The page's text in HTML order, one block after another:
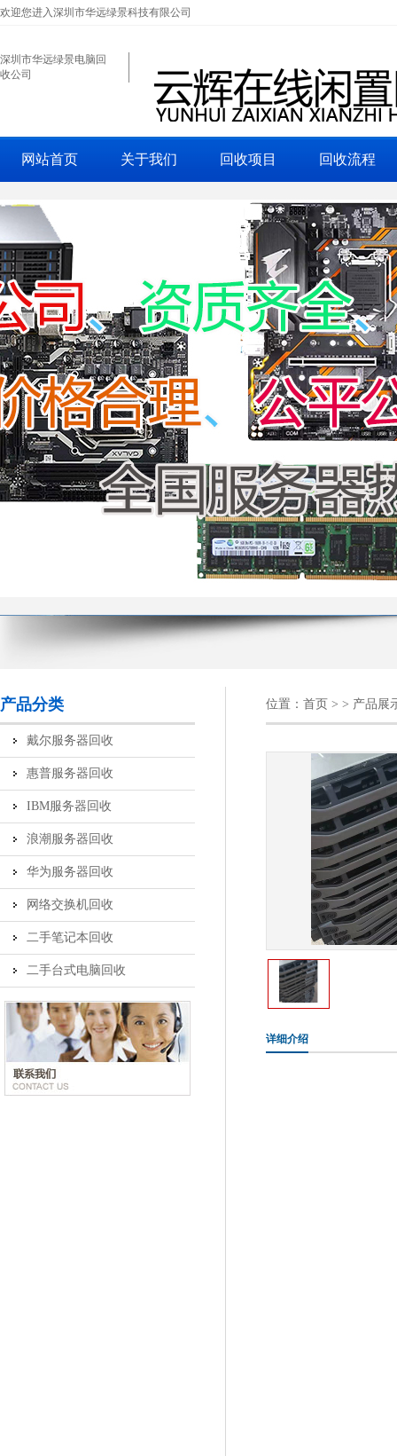
欢迎您进入深圳市华远绿景科技有限公司
深圳市华远绿景电脑回
收公司
网站首页 关于我们 回收项目 回收流程
产品分类
戴尔服务器回收
惠普服务器回收
IBM服务器回收
浪潮服务器回收
华为服务器回收
网络交换机回收
二手笔记本回收
二手台式电脑回收
位置： 首页 > > 产品展
详细介绍